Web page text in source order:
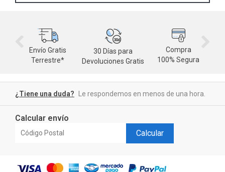
Envío Gratis
Terrestre*
30 Días para
Devoluciones Gratis
Compra
100% Segura
¿Tiene una duda? Le respondemos en menos de una hora.
Calcular envío
Calcular